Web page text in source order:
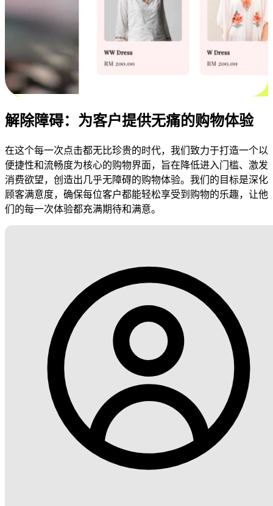
解除障碍：为客户提供无痛的购物体验
在这个每一次点击都无比珍贵的时代，我们致力于打造一个以
便捷性和流畅度为核心的购物界面，旨在降低进入门槛、激发
消费欲望，创造出几乎无障碍的购物体验。我们的目标是深化
顾客满意度，确保每位客户都能轻松享受到购物的乐趣，让他
们的每一次体验都充满期待和满意。